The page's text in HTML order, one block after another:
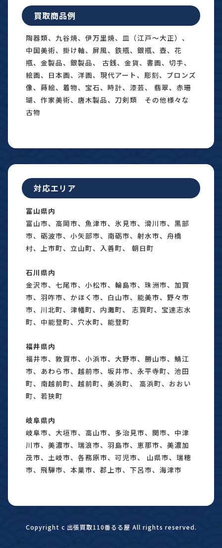
買取商品例
陶器類、九谷焼、伊万里焼、皿（江戸〜大正）、
中国美術、掛け軸、屏風、鉄瓶、銀瓶、壺、花
瓶、金製品、銀製品、 古銭、金貨、書画、切手、
絵画、日本画、洋画、現代アート、彫刻、ブロンズ
像、蒔絵、着物、宝石、時計、漆芸、 翡翠、赤珊
瑚、作家美術、唐木製品、刀剣類 その他様々な
古物
対応エリア
富山県内
富山市、高岡市、魚津市、氷見市、滑川市、黒部
市、砺波市、小矢部市、南砺市、射水市、舟橋
村、上市町、立山町、入善町、 朝日町
石川県内
金沢市、七尾市、小松市、輪島市、珠洲市、加賀
市、羽咋市、かほく市、白山市、能美市、野々市
市、川北町、津幡町、内灘町、 志賀町、宝達志水
町、中能登町、穴水町、能登町
福井県内
福井市、敦賀市、小浜市、大野市、勝山市、鯖江
市、あわら市、越前市、坂井市、永平寺町、池田
町、南越前町、越前町、美浜町、 高浜町、おおい
町、若狭町
岐阜県内
岐阜市、大垣市、高山市、多治見市、関市、中津
川市、美濃市、瑞浪市、羽島市、恵那市、美濃加
茂市、土岐市、各務原市、可児市、 山県市、瑞穂
市、飛騨市、本巣市、郡上市、下呂市、海津市
Copyright c 出張買取110番るる屋 All rights reserved.